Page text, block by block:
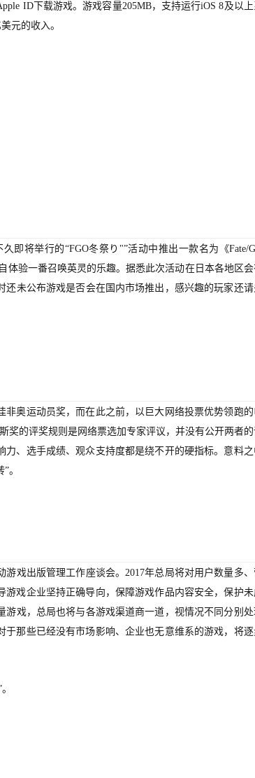
ID下载游戏。游戏容量205MB，支持运行iOS 8及以
元的收入。
即将举行的“FGO冬祭り"”活动中推出一款名为《Fate/
体验一番召唤英灵的乐趣。据悉此次活动在日本各地区
还未公布游戏是否会在国内市场推出，感兴趣的玩家还
奥运动员奖，而在此之前，以巨大网络投票优势领跑
奖的评奖规则是网络票选加专家评议，并没有公开两者
、选手成绩、观众支持度都是绕不开的硬指标。意料之
。
戏出版管理工作座谈会。2017年总局将对用户数量多
戏企业坚持正确导向，保障游戏作品内容安全，保护
戏，总局也将与各游戏渠道商一道，视情况不同分别处
那些已经没有市场影响、企业也无意维系的游戏，将